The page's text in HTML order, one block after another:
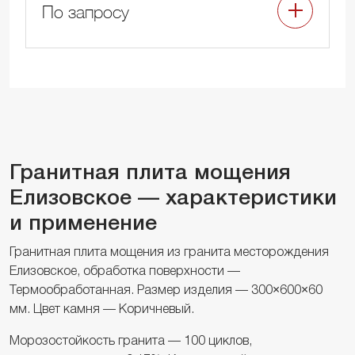
По запросу
Гранитная плита мощения
Елизовское — характеристики
и применение
Гранитная плита мощения из гранита месторождения
Елизовское, обработка поверхности —
Термообработанная. Размер изделия — 300×600×60
мм. Цвет камня — Коричневый.
Морозостойкость гранита — 100 циклов,